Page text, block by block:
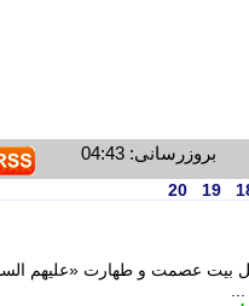
بروزرسانی: 04:43
19
20
بیت عصمت و طهارت «علیهم